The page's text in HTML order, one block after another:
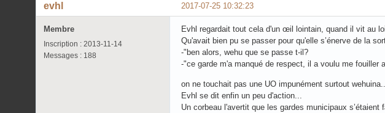
2017-07-25 10:32:23
evhl
Membre
Inscription : 2013-11-14
Messages : 188
Evhl regardait tout cela d'un œil lointain, quand il vit au
Qu'avait bien pu se passer pour qu'elle s’énerve de la
-"ben alors, wehu que se passe t-il?
-"ce garde m'a manqué de respect, il a voulu me
on ne touchait pas une UO impunément surtout
Evhl se dit enfin un peu d'action...
Un corbeau l'avertit que les gardes municipaux s’étaient